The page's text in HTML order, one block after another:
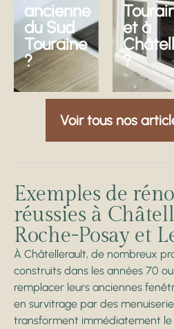
ancienne
du Sud
Touraine
?
Découvrir
et à
?
Découvrir
Voir tous nos
Exemples de
réussies à
Roche-Posay et
À Châtellerault, de nombreux
construits dans les années 70
remplacer leurs anciennes
en survitrage par des
transforment immédiatement